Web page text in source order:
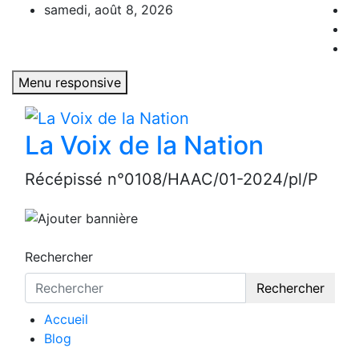
samedi, août 8, 2026
Menu responsive
La Voix de la Nation
Récépissé n°0108/HAAC/01-2024/pl/P
Rechercher
Rechercher
Accueil
Blog